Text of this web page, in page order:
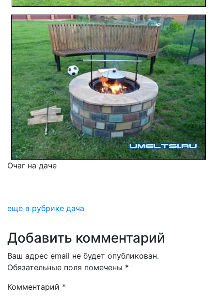
Очаг на даче
еще в рубрике дача
Добавить комментарий
Ваш адрес email не будет опубликован.
Обязательные поля помечены *
Комментарий *